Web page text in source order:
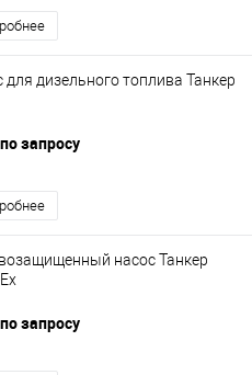
для дизельного топлива Танкер
запросу
насос Танкер
запросу